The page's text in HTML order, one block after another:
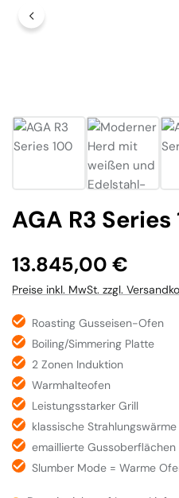
AGA R3 Series
Regulärer Preis:
13.845,00 €
Preise inkl. MwSt. zzgl.
Roasting Gusseisen-Ofen
Boiling/Simmering Platte
2 Zonen Induktion
Warmhalteofen
Leistungsstarker Grill
klassische Strahlungswärme
emaillierte Gussoberflächen
Slumber Mode = Warme